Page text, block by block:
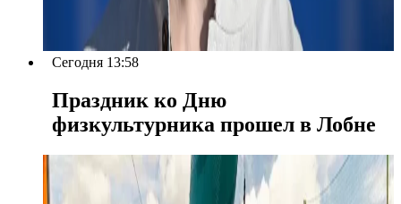
Сегодня 13:58
Праздник ко Дню
физкультурника прошел в Лобне